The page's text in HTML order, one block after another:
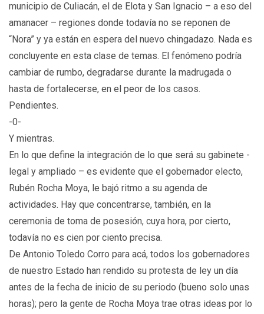
municipio de Culiacán, el de Elota y San Ignacio – a eso del
amanacer – regiones donde todavía no se reponen de
“Nora” y ya están en espera del nuevo chingadazo. Nada es
concluyente en esta clase de temas. El fenómeno podría
cambiar de rumbo, degradarse durante la madrugada o
hasta de fortalecerse, en el peor de los casos.
Pendientes.
-0-
Y mientras.
En lo que define la integración de lo que será su gabinete -
legal y ampliado – es evidente que el gobernador electo,
Rubén Rocha Moya, le bajó ritmo a su agenda de
actividades. Hay que concentrarse, también, en la
ceremonia de toma de posesión, cuya hora, por cierto,
todavía no es cien por ciento precisa.
De Antonio Toledo Corro para acá, todos los gobernadores
de nuestro Estado han rendido su protesta de ley un día
antes de la fecha de inicio de su periodo (bueno solo unas
horas); pero la gente de Rocha Moya trae otras ideas por lo